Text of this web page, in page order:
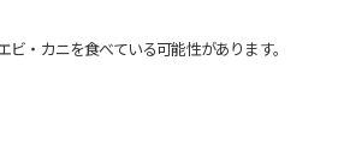
・カニを食べている可能性があります。